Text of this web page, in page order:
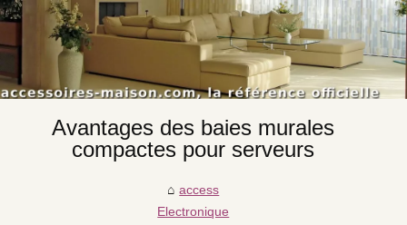
Avantages des baies murales
compactes pour serveurs
access
Electronique